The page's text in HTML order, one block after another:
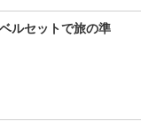
ルセットで旅の準